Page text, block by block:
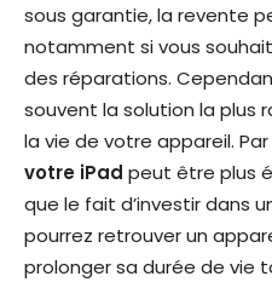
sous garantie, la revente
notamment si vous
des réparations.
souvent la solution la plus
la vie de votre appareil. Par
votre iPad peut être plus
que le fait d’investir dans
pourrez retrouver un
prolonger sa durée de vie